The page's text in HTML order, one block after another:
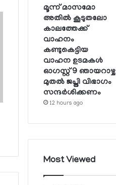
മൂന്ന് മാസമോ
അതില്‍ കൂടുതലോ
കാലത്തേക്ക്
വാഹനം
കണ്ടുകെട്ടിയ
വാഹന ഉടമകള്‍
ഓഗസ്റ്റ് 9 ഞായറാഴ്ച
മുതല്‍ ജപ്തി വിഭാഗം
സന്ദര്‍ശിക്കണം
12 hours ago
Most Viewed